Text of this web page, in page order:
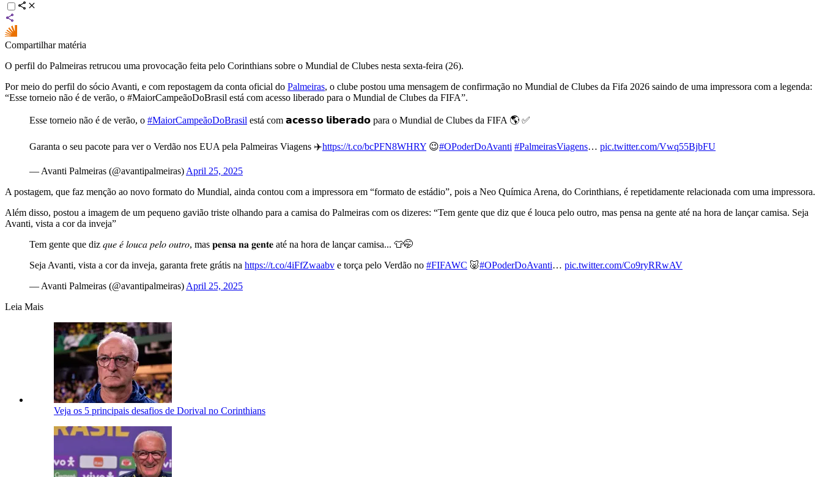
Compartilhar matéria
O perfil do Palmeiras retrucou uma provocação feita pelo Corinthians sobre o Mundial de Clubes nesta sexta-feira (26).
Por meio do perfil do sócio Avanti, e com repostagem da conta oficial do Palmeiras, o clube postou uma mensagem de confirmação no Mundial de Clubes da Fifa 2026 saindo de uma impressora com a legenda:
“Esse torneio não é de verão, o #MaiorCampeãoDoBrasil está com acesso liberado para o Mundial de Clubes da FIFA”.
Esse torneio não é de verão, o #MaiorCampeãoDoBrasil está com 𝗮𝗰𝗲𝘀𝘀𝗼 𝗹𝗶𝗯𝗲𝗿𝗮𝗱𝗼 para o Mundial de Clubes da FIFA 🌎 ✅
Garanta o seu pacote para ver o Verdão nos EUA pela Palmeiras Viagens ✈️https://t.co/bcPFN8WHRY 😉#OPoderDoAvanti #PalmeirasViagens… pic.twitter.com/Vwq55BjbFU
— Avanti Palmeiras (@avantipalmeiras) April 25, 2025
A postagem, que faz menção ao novo formato do Mundial, ainda contou com a impressora em “formato de estádio”, pois a Neo Química Arena, do Corinthians, é repetidamente relacionada com uma impressora.
Além disso, postou a imagem de um pequeno gavião triste olhando para a camisa do Palmeiras com os dizeres: “Tem gente que diz que é louca pelo outro, mas pensa na gente até na hora de lançar camisa. Seja
Avanti, vista a cor da inveja”
Tem gente que diz 𝑞𝑢𝑒 𝑒́ 𝑙𝑜𝑢𝑐𝑎 𝑝𝑒𝑙𝑜 𝑜𝑢𝑡𝑟𝑜, mas 𝐩𝐞𝐧𝐬𝐚 𝐧𝐚 𝐠𝐞𝐧𝐭𝐞 até na hora de lançar camisa... 👕🤭
Seja Avanti, vista a cor da inveja, garanta frete grátis na https://t.co/4iFfZwaabv e torça pelo Verdão no #FIFAWC 🐷#OPoderDoAvanti… pic.twitter.com/Co9ryRRwAV
— Avanti Palmeiras (@avantipalmeiras) April 25, 2025
Leia Mais
Veja os 5 principais desafios de Dorival no Corinthians